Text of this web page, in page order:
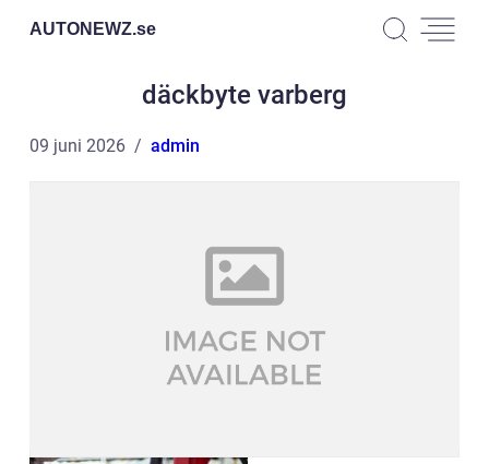
AUTONEWZ.se
däckbyte varberg
09 juni 2026 admin